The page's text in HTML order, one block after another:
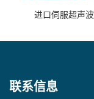
进口伺服超声
联系信息